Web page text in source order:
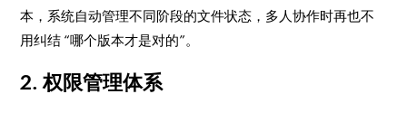
本，系统自动管理不同阶段的文件状态，多人协作时再也不
用纠结 “哪个版本才是对的”。
2. 权限管理体系